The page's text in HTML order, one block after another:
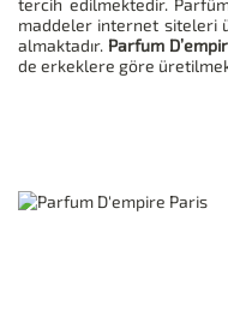
maddeler internet siteleri
almaktadır. Parfum
de erkeklere göre